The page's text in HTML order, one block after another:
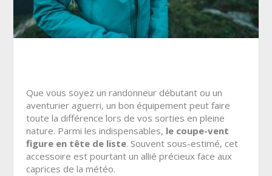
Que vous soyez un randonneur débutant ou un
aventurier aguerri, un bon équipement peut faire
toute la différence lors de vos sorties en pleine
nature. Parmi les indispensables, le coupe-vent
figure en tête de liste. Souvent sous-estimé, cet
accessoire est pourtant un allié précieux face aux
caprices de la météo.